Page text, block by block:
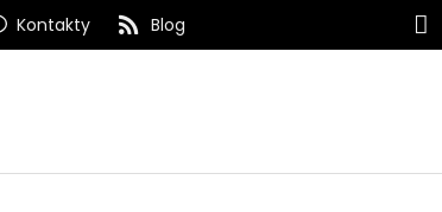
Kontakty Blog